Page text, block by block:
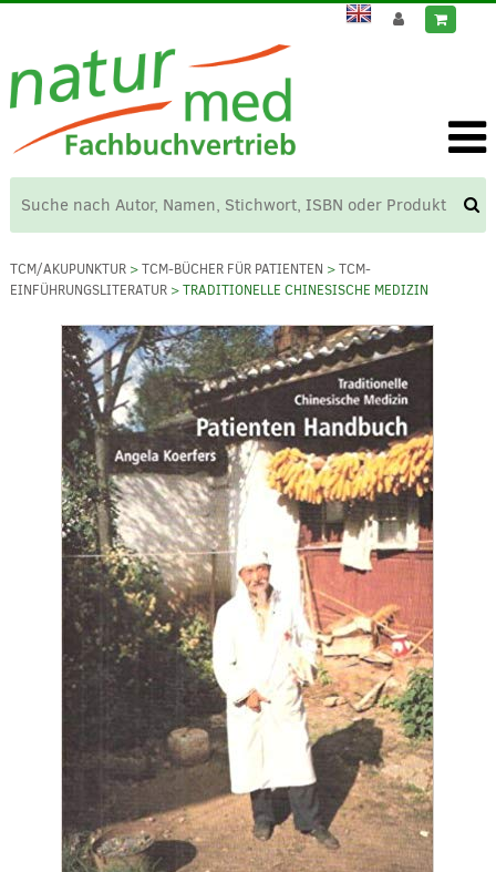
TCM/AKUPUNKTUR>TCM-BÜCHER FÜR PATIENTEN >TCM-
EINFÜHRUNGSLITERATUR> TRADITIONELLE CHINESISCHE MEDIZIN